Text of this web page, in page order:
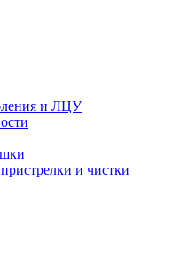
и ЛЦУ
и чистки